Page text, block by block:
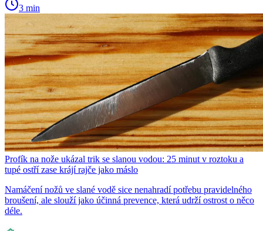
3 min
Profík na nože ukázal trik se slanou vodou: 25 minut v roztoku a
tupé ostří zase krájí rajče jako máslo
Namáčení nožů ve slané vodě sice nenahradí potřebu pravidelného
broušení, ale slouží jako účinná prevence, která udrží ostrost o něco
déle.